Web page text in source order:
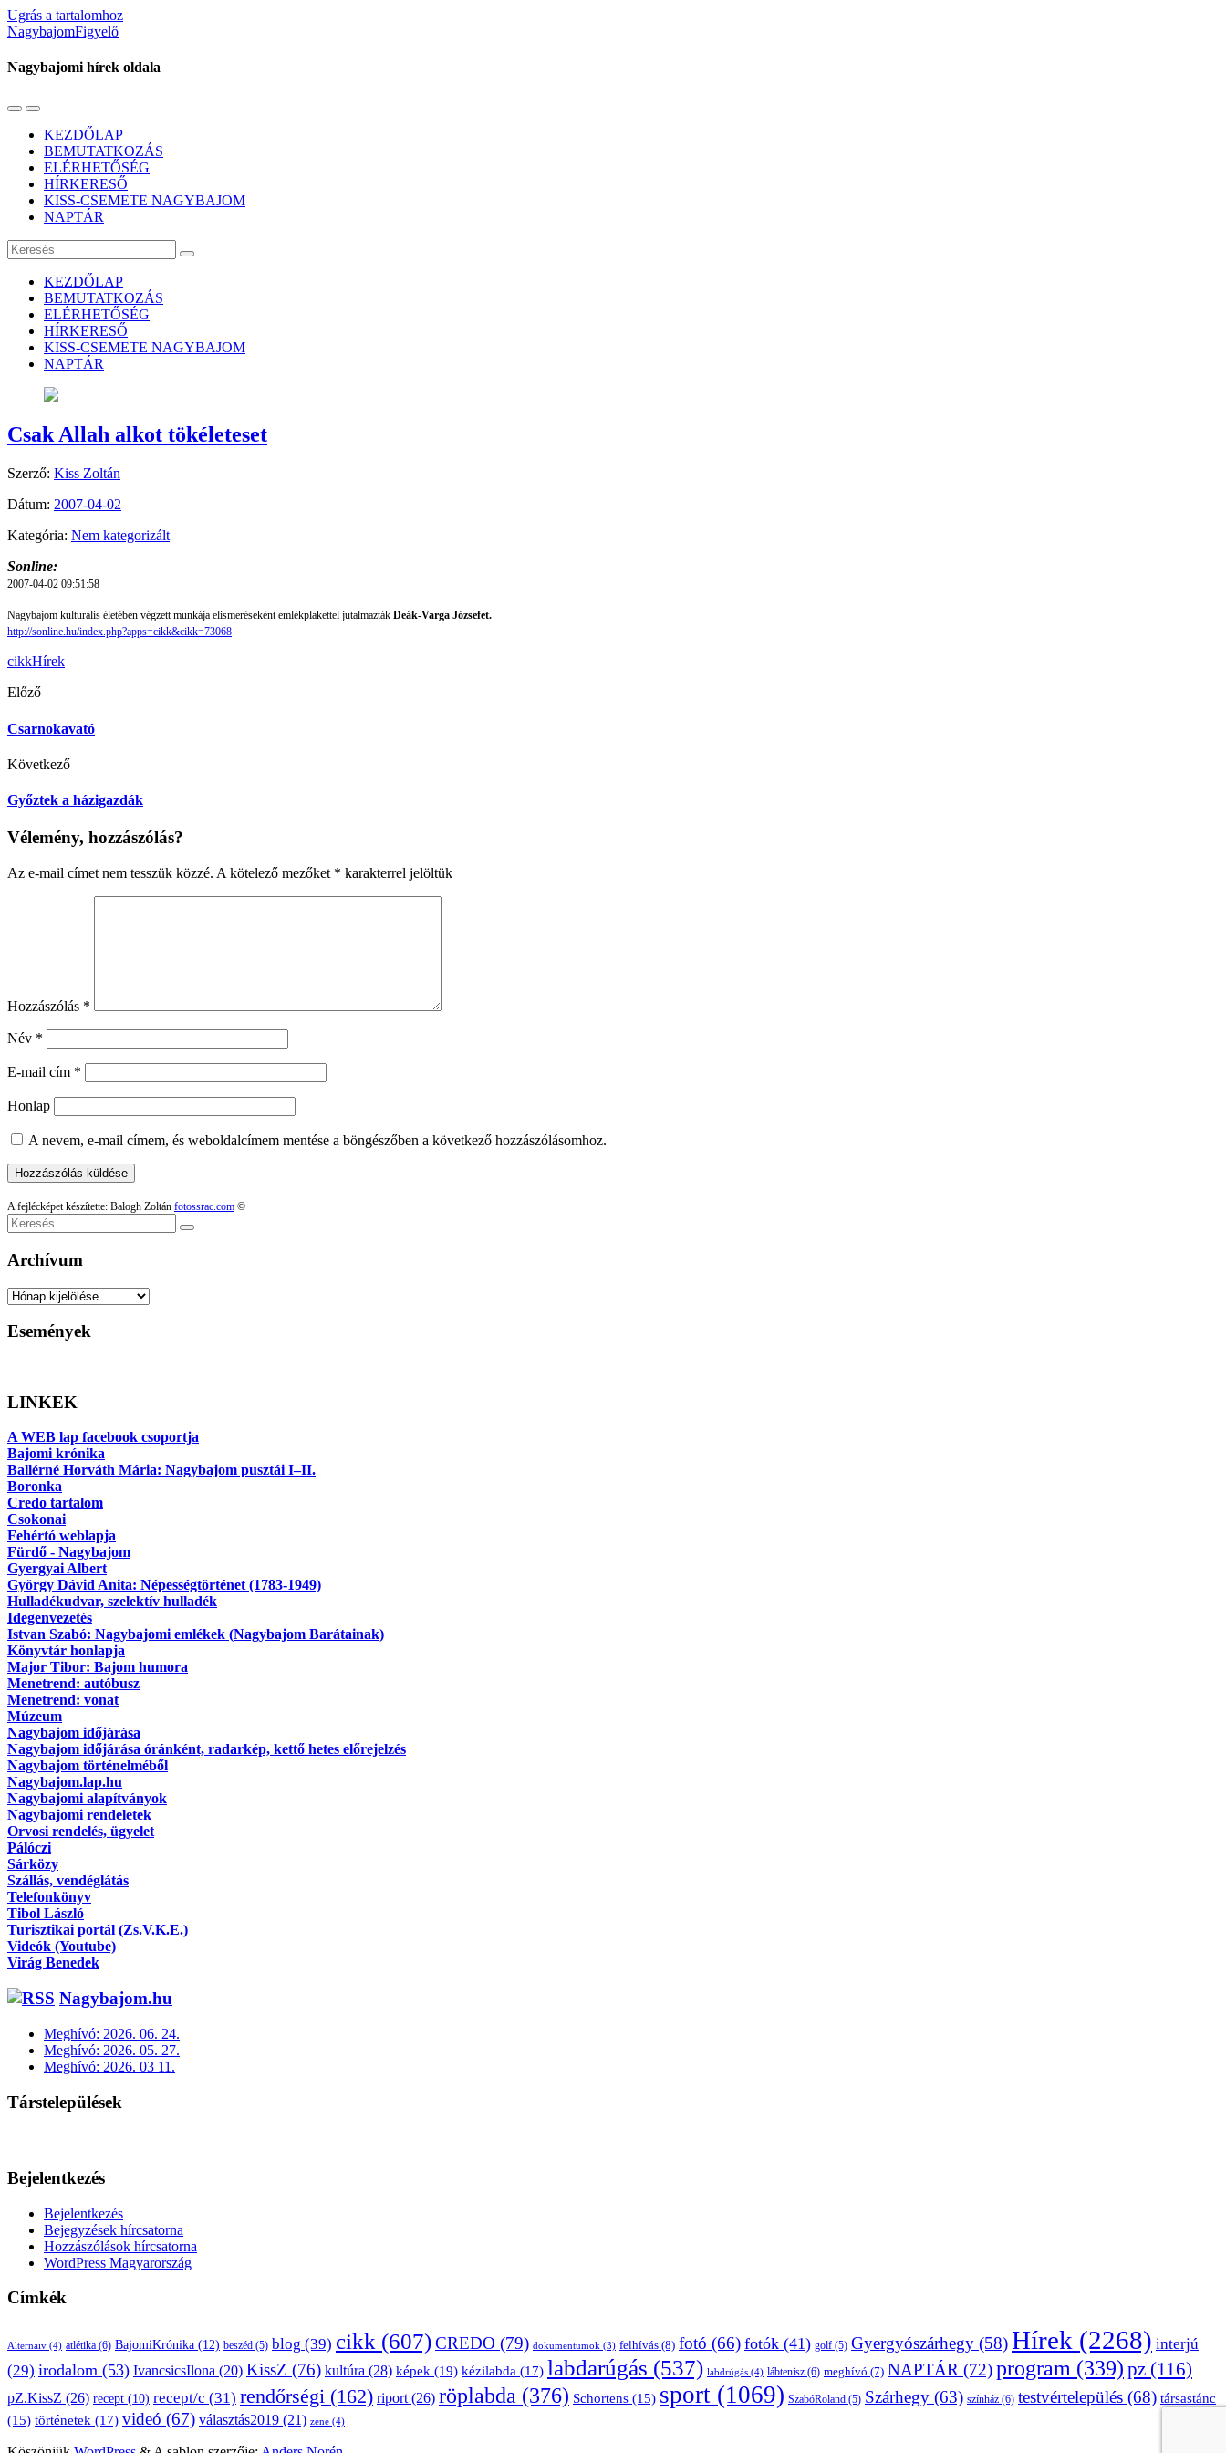
Ugrás a tartalomhoz
NagybajomFigyelő
Nagybajomi hírek oldala
Váltás
mobil
menüre
Használja
keresés
mezőt
KEZDŐLAP
BEMUTATKOZÁS
ELÉRHETŐSÉG
HÍRKERESŐ
KISS-CSEMETE NAGYBAJOM
NAPTÁR
Keresés
KEZDŐLAP
BEMUTATKOZÁS
ELÉRHETŐSÉG
HÍRKERESŐ
KISS-CSEMETE NAGYBAJOM
NAPTÁR
Csak Allah alkot tökéleteset
Szerző: Kiss Zoltán
Dátum: 2007-04-02
Kategória: Nem kategorizált
Sonline:
2007-04-02 09:51:58
Nagybajom kulturális életében végzett munkája elismeréseként emlékplakettel jutalmazták Deák-Varga Józsefet.
http://sonline.hu/index.php?apps=cikk&cikk=73068
cikkHírek
Előző
Csarnokavató
Következő
Győztek a házigazdák
Vélemény, hozzászólás?
Az e-mail címet nem tesszük közzé. A kötelező mezőket * karakterrel jelöltük
Hozzászólás *
Név *
E-mail cím *
Honlap
A nevem, e-mail címem, és weboldalcímem mentése a böngészőben a következő hozzászólásomhoz.
A fejlécképet készítette: Balogh Zoltán fotossrac.com ©
Keresés
Archívum
Archívum
Események
LINKEK
A WEB lap facebook csoportja
Bajomi krónika
Ballérné Horváth Mária: Nagybajom pusztái I–II.
Boronka
Credo tartalom
Csokonai
Fehértó weblapja
Fürdő - Nagybajom
Gyergyai Albert
György Dávid Anita: Népességtörténet (1783-1949)
Hulladékudvar, szelektív hulladék
Idegenvezetés
Istvan Szabó: Nagybajomi emlékek (Nagybajom Barátainak)
Könyvtár honlapja
Major Tibor: Bajom humora
Menetrend: autóbusz
Menetrend: vonat
Múzeum
Nagybajom időjárása
Nagybajom időjárása óránként, radarkép, kettő hetes előrejelzés
Nagybajom történelméből
Nagybajom.lap.hu
Nagybajomi alapítványok
Nagybajomi rendeletek
Orvosi rendelés, ügyelet
Pálóczi
Sárközy
Szállás, vendéglátás
Telefonkönyv
Tibol László
Turisztikai portál (Zs.V.K.E.)
Videók (Youtube)
Virág Benedek
Nagybajom.hu
Meghívó: 2026. 06. 24.
Meghívó: 2026. 05. 27.
Meghívó: 2026. 03 11.
Társtelepülések
Bejelentkezés
Bejelentkezés
Bejegyzések hírcsatorna
Hozzászólások hírcsatorna
WordPress Magyarország
Címkék
Alternaiv (4) atlétika (6) BajomiKrónika (12) beszéd (5) blog (39) cikk (607)CREDO (79) dokumentumok (3) felhívás (8) fotó (66) fotók (41) golf (5) Gyergyószárhegy (58)Hírek (2268) interjú
(29) irodalom (53) IvancsicsIlona (20) KissZ (76) kultúra (28) képek (19) kézilabda (17) labdarúgás (537) labdrúgás (4) lábtenisz (6) meghívó (7) NAPTÁR (72)program (339) pz (116)
pZ.KissZ (26) recept (10) recept/c (31) rendőrségi (162) riport(26) röplabda (376) Schortens (15) sport (1069) SzabóRoland (5) Szárhegy (63) színház (6) testvértelepülés (68) társastánc
(15) történetek (17) videó (67) választás2019 (21) zene (4)